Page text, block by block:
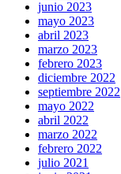
junio 2023
mayo 2023
abril 2023
marzo 2023
febrero 2023
diciembre 2022
septiembre 2022
mayo 2022
abril 2022
marzo 2022
febrero 2022
julio 2021